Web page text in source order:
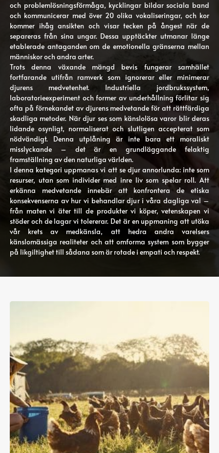
och problemlösningsförmåga, kycklingar bildar sociala band
och kommunicerar med över 20 olika vokaliseringar, och kor
kommer ihåg ansikten och visar tecken på ångest när de
separeras från sina ungar. Dessa upptäckter utmanar länge
etablerade antaganden om de emotionella gränserna mellan
människor och andra arter.
Trots denna växande mängd bevis fungerar samhället
fortfarande utifrån ramverk som ignorerar eller minimerar
djurens medvetenhet. Industriella jordbrukssystem,
laboratorieexperiment och former av underhållning förlitar sig
ofta på förnekandet av djurens medvetande för att rättfärdiga
skadliga metoder. När djur ses som känslolösa varor blir deras
lidande osynligt, normaliserat och slutligen accepterat som
nödvändigt. Denna utplåning är inte bara ett moraliskt
misslyckande – det är en grundläggande felaktig
framställning av den naturliga världen.
I denna kategori uppmanas vi att se djur annorlunda: inte som
resurser, utan som individer med inre liv som spelar roll. Att
erkänna medvetande innebär att konfrontera de etiska
konsekvenserna av hur vi behandlar djur i våra dagliga val –
från maten vi äter till de produkter vi köper, vetenskapen vi
stöder och de lagar vi tolererar. Det är en uppmaning att utöka
vår krets av medkänsla, att hedra andra varelsers
känslomässiga realiteter och att omforma system som bygger
på likgiltighet till sådana som är rotade i empati och respekt.